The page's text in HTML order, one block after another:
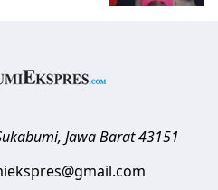
, Jawa Barat 43151